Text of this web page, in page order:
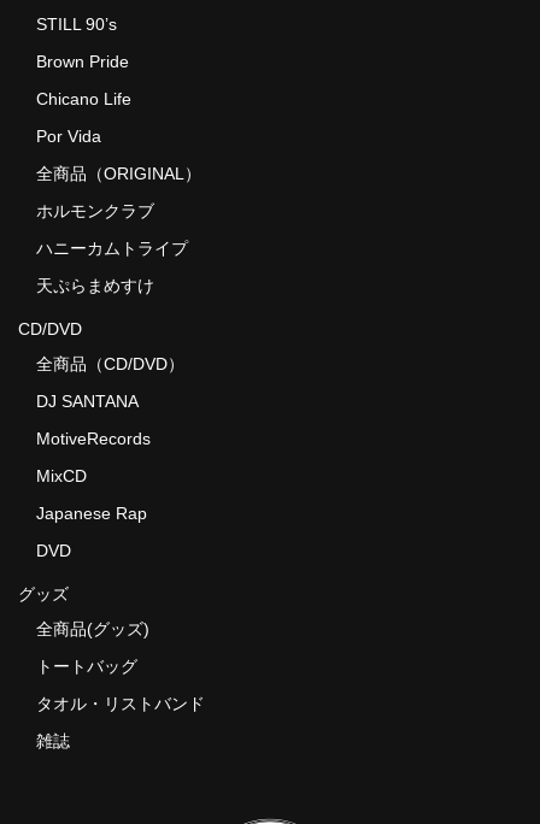
STILL 90’s
Brown Pride
Chicano Life
Por Vida
全商品（ORIGINAL）
ホルモンクラブ
ハニーカムトライプ
天ぷらまめすけ
CD/DVD
全商品（CD/DVD）
DJ SANTANA
MotiveRecords
MixCD
Japanese Rap
DVD
グッズ
全商品(グッズ)
トートバッグ
タオル・リストバンド
雑誌